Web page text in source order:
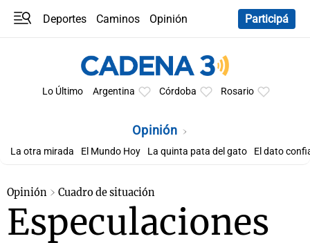
Deportes Caminos
Opinión
Participá
Lo Último Argentina Córdoba Rosario
Opinión
La otra mirada El Mundo Hoy La quinta pata del gato El dato
Opinión Cuadro de situación
Especulaciones